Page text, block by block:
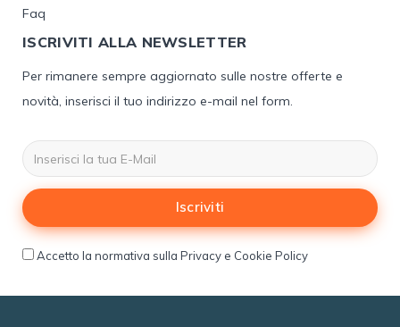
Faq
ISCRIVITI ALLA NEWSLETTER
Per rimanere sempre aggiornato sulle nostre offerte e
novità, inserisci il tuo indirizzo e-mail nel form.
Iscriviti
Accetto la normativa sulla Privacy e Cookie Policy